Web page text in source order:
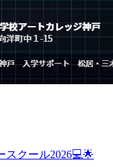
クール2026💻🌟